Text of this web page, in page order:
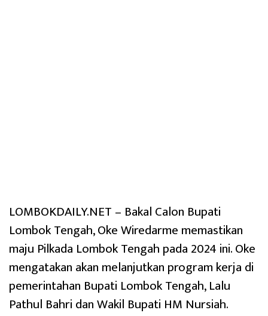
LOMBOKDAILY.NET – Bakal Calon Bupati
Lombok Tengah, Oke Wiredarme memastikan
maju Pilkada Lombok Tengah pada 2024 ini. Oke
mengatakan akan melanjutkan program kerja di
pemerintahan Bupati Lombok Tengah, Lalu
Pathul Bahri dan Wakil Bupati HM Nursiah.